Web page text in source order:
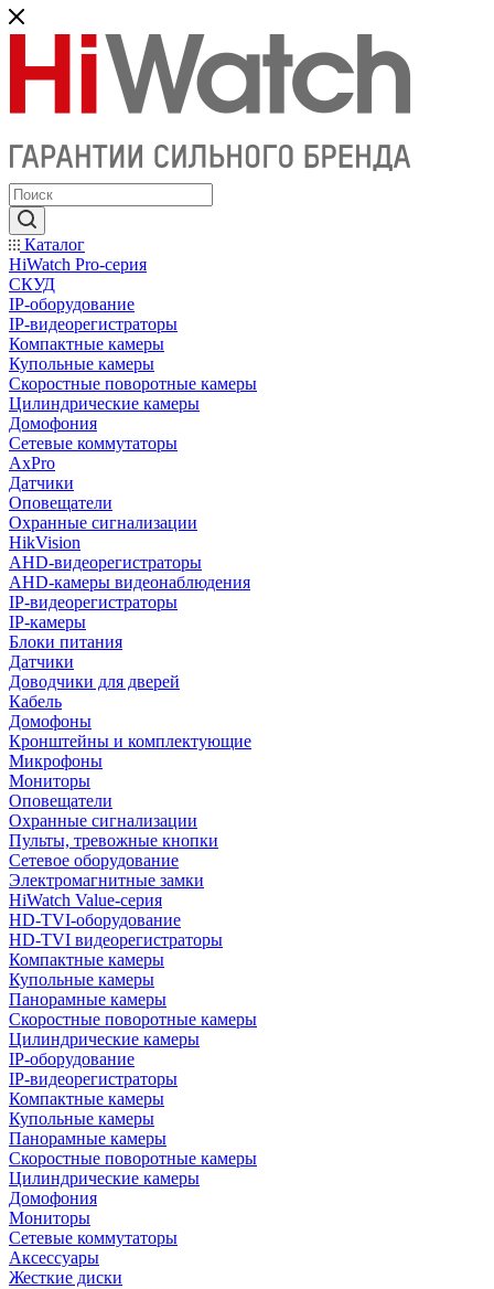
Каталог
HiWatch Pro-серия
CКУД
IP-оборудование
IP-видеорегистраторы
Компактные камеры
Купольные камеры
Скоростные поворотные камеры
Цилиндрические камеры
Домофония
Сетевые коммутаторы
AxPro
Датчики
Оповещатели
Охранные сигнализации
HikVision
AHD-видеорегистраторы
AHD-камеры видеонаблюдения
IP-видеорегистраторы
IP-камеры
Блоки питания
Датчики
Доводчики для дверей
Кабель
Домофоны
Кронштейны и комплектующие
Микрофоны
Мониторы
Оповещатели
Охранные сигнализации
Пульты, тревожные кнопки
Сетевое оборудование
Электромагнитные замки
HiWatch Value-серия
HD-TVI-оборудование
HD-TVI видеорегистраторы
Компактные камеры
Купольные камеры
Панорамные камеры
Скоростные поворотные камеры
Цилиндрические камеры
IP-оборудование
IP-видеорегистраторы
Компактные камеры
Купольные камеры
Панорамные камеры
Скоростные поворотные камеры
Цилиндрические камеры
Домофония
Мониторы
Сетевые коммутаторы
Аксессуары
Жесткие диски